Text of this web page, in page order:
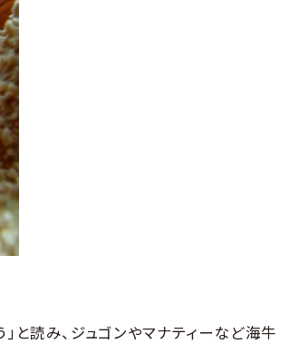
と読み、ジュゴンやマナティーなど海牛